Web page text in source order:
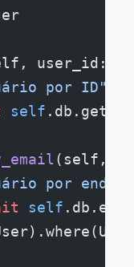
user_id:
por ID"""
self
(self,
por
self